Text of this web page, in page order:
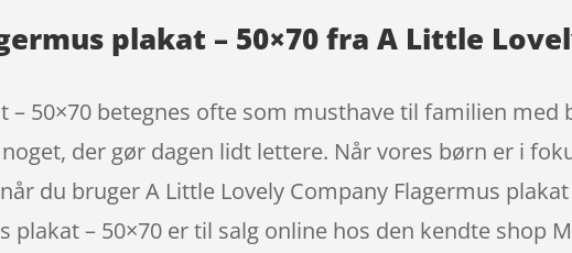
plakat – 50×70 fra A Little
– 50×70 betegnes ofte som musthave til familien med
der gør dagen lidt lettere. Når vores børn er i
du bruger A Little Lovely Company Flagermus
plakat – 50×70 er til salg online hos den kendte shop